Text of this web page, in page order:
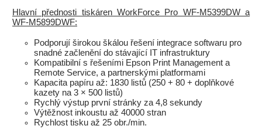
Hlavní přednosti tiskáren WorkForce Pro WF-M5399DW a
WF-M5899DWF:
Podporují širokou škálou řešení integrace softwaru pro
snadné začlenění do stávající IT infrastruktury
Kompatibilní s řešeními Epson Print Management a
Remote Service, a partnerskými platformami
Kapacita papíru až: 1830 listů (250 + 80 + doplňkové
kazety na 3 × 500 listů)
Rychlý výstup první stránky za 4,8 sekundy
Výtěžnost inkoustu až 40000 stran
Rychlost tisku až 25 obr./min.